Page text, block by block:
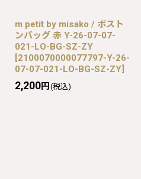
m petit by misako / ボスト
ンバッグ 赤 Y-26-07-07-
021-LO-BG-SZ-ZY
[2100070000077797-Y-26-
07-07-021-LO-BG-SZ-ZY]
2,200円 (税込)